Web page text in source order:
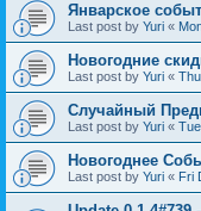
Январское
Last post by Yuri «
Новогодние
Last post by Yuri «
Случайный
Last post by Yuri «
Новогоднее
Last post by Yuri « Fri